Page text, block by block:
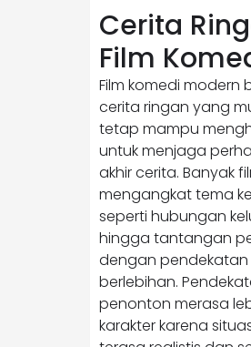
Cerita
Film
Film komedi modern
cerita ringan yang
tetap mampu
untuk menjaga
akhir cerita. Banyak
mengangkat tema
seperti hubungan
hingga tantangan
dengan
berlebihan.
penonton merasa
karakter karena